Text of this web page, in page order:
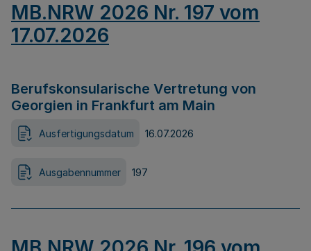
MB.NRW 2026 Nr. 197 vom
17.07.2026
Berufskonsularische Vertretung von
Georgien in Frankfurt am Main
Ausfertigungsdatum 16.07.2026
Ausgabennummer 197